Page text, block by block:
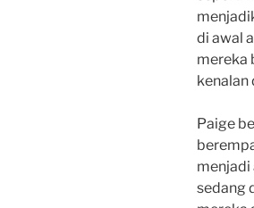
di awal
mereka
kenalan
Paige
menjadi
sedang